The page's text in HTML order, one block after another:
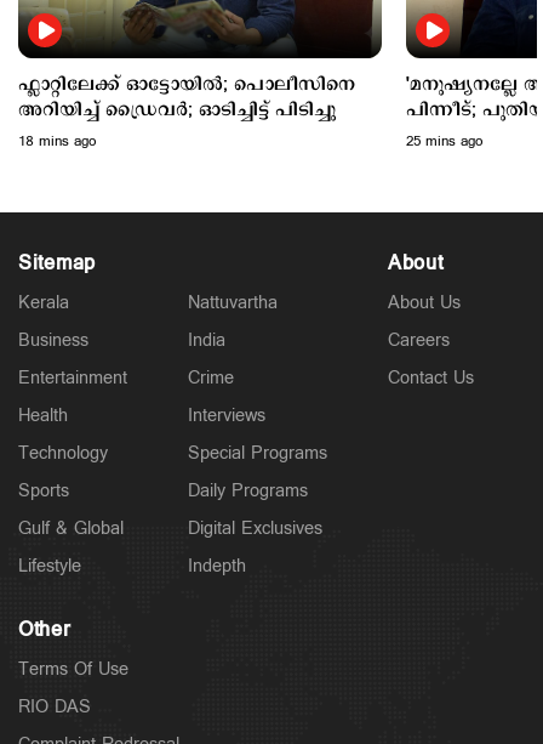
Latest
ബെംഗളൂരു–മൈസൂരു എക്സ്പ്രസ് ഹൈവേ
13 hours ago
ഫ്ലാറ്റിലേക്ക് ഓട്ടോയില്‍; പൊലീസിനെ
അറിയിച്ച് ഡ്രൈവര്‍; ഓടിച്ചിട്ട് പിടിച്ചു
18 mins ago
'മനുഷ്യനല്ലേ
പിന്നീട്;
25 mins ago
Sitemap
Kerala
Business
Entertainment
Health
Technology
Sports
Gulf & Global
Lifestyle
Nattuvartha
India
Crime
Interviews
Special Programs
Daily Programs
Digital Exclusives
Indepth
About
About Us
Careers
Contact Us
Other
Terms Of Use
RIO DAS